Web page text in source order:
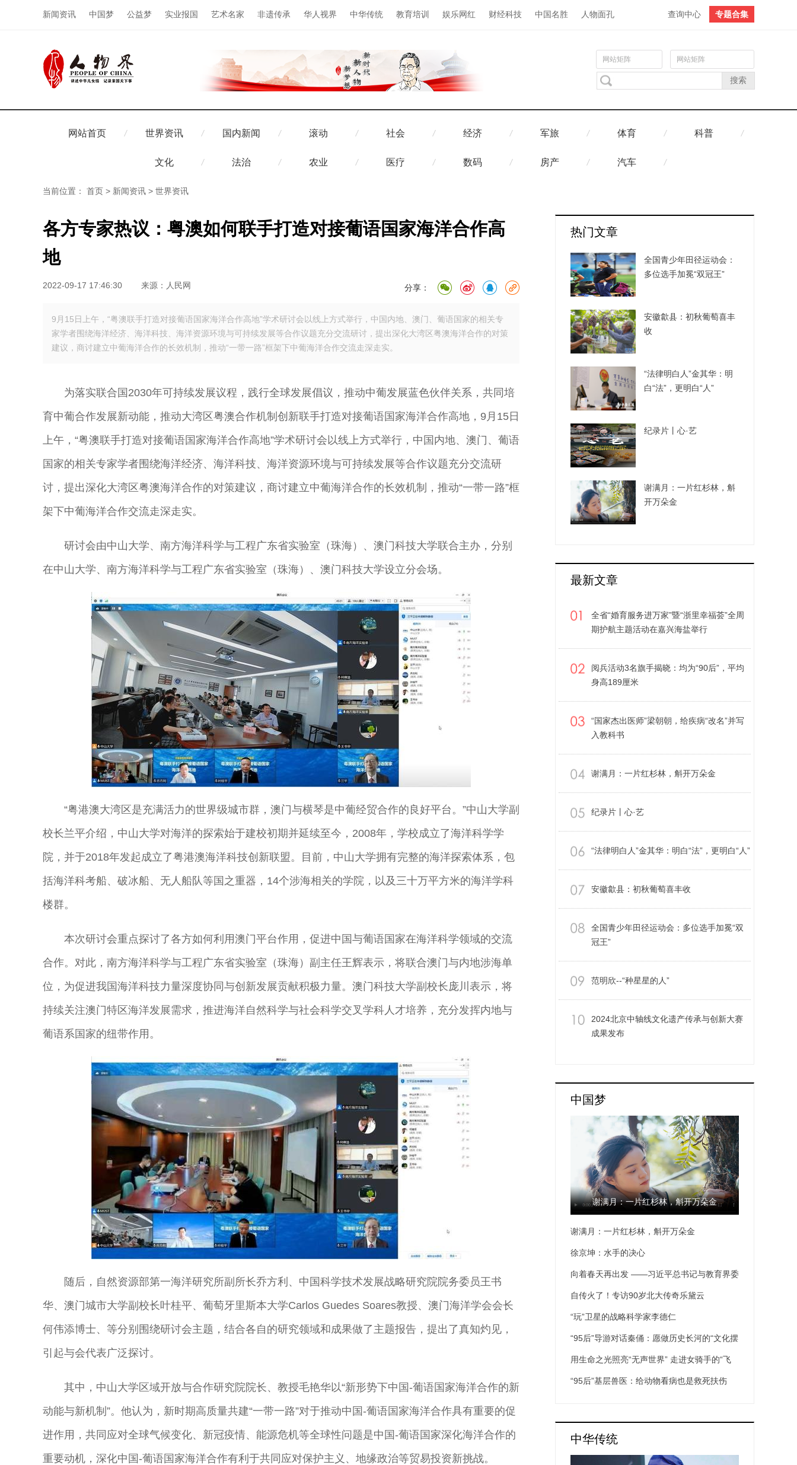
新闻资讯 中国梦 公益梦 实业报国 艺术名家 非遗传承 华人视界 中华传统 教育培训 娱乐网红 财经科技 中国名胜 人物面孔 查询中心 专题合集
网站矩阵 网站矩阵
网站首页 世界资讯 国内新闻 滚动 社会 经济 军旅 体育 科普
文化 法治 农业 医疗 数码 房产 汽车
当前位置： 首页 > 新闻资讯 > 世界资讯
各方专家热议：粤澳如何联手打造对接葡语国家海洋合作高
地
2022-09-17 17:46:30 来源： 人民网 分享：
9月15日上午，“粤澳联手打造对接葡语国家海洋合作高地”学术研讨会以线上方式举行，中国内地、澳门、葡语国家的相关专
家学者围绕海洋经济、海洋科技、海洋资源环境与可持续发展等合作议题充分交流研讨，提出深化大湾区粤澳海洋合作的对策
建议，商讨建立中葡海洋合作的长效机制，推动“一带一路”框架下中葡海洋合作交流走深走实。
为落实联合国2030年可持续发展议程，践行全球发展倡议，推动中葡发展蓝色伙伴关系，共同培
育中葡合作发展新动能，推动大湾区粤澳合作机制创新联手打造对接葡语国家海洋合作高地，9月15日
上午，“粤澳联手打造对接葡语国家海洋合作高地”学术研讨会以线上方式举行，中国内地、澳门、葡语
国家的相关专家学者围绕海洋经济、海洋科技、海洋资源环境与可持续发展等合作议题充分交流研
讨，提出深化大湾区粤澳海洋合作的对策建议，商讨建立中葡海洋合作的长效机制，推动“一带一路”框
架下中葡海洋合作交流走深走实。
研讨会由中山大学、南方海洋科学与工程广东省实验室（珠海）、澳门科技大学联合主办，分别
在中山大学、南方海洋科学与工程广东省实验室（珠海）、澳门科技大学设立分会场。
“粤港澳大湾区是充满活力的世界级城市群，澳门与横琴是中葡经贸合作的良好平台。”中山大学副
校长兰平介绍，中山大学对海洋的探索始于建校初期并延续至今，2008年，学校成立了海洋科学学
院，并于2018年发起成立了粤港澳海洋科技创新联盟。目前，中山大学拥有完整的海洋探索体系，包
括海洋科考船、破冰船、无人船队等国之重器，14个涉海相关的学院，以及三十万平方米的海洋学科
楼群。
本次研讨会重点探讨了各方如何利用澳门平台作用，促进中国与葡语国家在海洋科学领域的交流
合作。对此，南方海洋科学与工程广东省实验室（珠海）副主任王辉表示，将联合澳门与内地涉海单
位，为促进我国海洋科技力量深度协同与创新发展贡献积极力量。澳门科技大学副校长庞川表示，将
持续关注澳门特区海洋发展需求，推进海洋自然科学与社会科学交叉学科人才培养，充分发挥内地与
葡语系国家的纽带作用。
随后，自然资源部第一海洋研究所副所长乔方利、中国科学技术发展战略研究院院务委员王书
华、澳门城市大学副校长叶桂平、葡萄牙里斯本大学Carlos Guedes Soares教授、澳门海洋学会会长
何伟添博士、等分别围绕研讨会主题，结合各自的研究领域和成果做了主题报告，提出了真知灼见，
引起与会代表广泛探讨。
其中，中山大学区域开放与合作研究院院长、教授毛艳华以“新形势下中国-葡语国家海洋合作的新
动能与新机制”。他认为，新时期高质量共建“一带一路”对于推动中国-葡语国家海洋合作具有重要的促
进作用，共同应对全球气候变化、新冠疫情、能源危机等全球性问题是中国-葡语国家深化海洋合作的
重要动机，深化中国-葡语国家海洋合作有利于共同应对保护主义、地缘政治等贸易投资新挑战。
热门文章
全国青少年田径运动会：
多位选手加冕“双冠王”
安徽歙县：初秋葡萄喜丰
收
“法律明白人”金其华：明
白“法”，更明白“人”
纪录片丨心·艺
谢满月：一片红杉林，斛
开万朵金
最新文章
全省“婚育服务进万家”暨“浙里幸福荟”全周
期护航主题活动在嘉兴海盐举行
阅兵活动3名旗手揭晓：均为“90后”，平均
身高189厘米
“国家杰出医师”梁朝朝，给疾病“改名”并写
入教科书
谢满月：一片红杉林，斛开万朵金
纪录片丨心·艺
“法律明白人”金其华：明白“法”，更明白“人”
安徽歙县：初秋葡萄喜丰收
全国青少年田径运动会：多位选手加冕“双
冠王”
范明欣--“种星星的人”
2024北京中轴线文化遗产传承与创新大赛
成果发布
中国梦
谢满月：一片红杉林，斛开万朵金
谢满月：一片红杉林，斛开万朵金
徐京坤：水手的决心
向着春天再出发 ——习近平总书记与教育界委
员的两次面对面·我在现场
自传火了！专访90岁北大传奇乐黛云
“玩”卫星的战略科学家李德仁
“95后”导游对话秦俑：愿做历史长河的“文化摆
渡人”
用生命之光照亮“无声世界” 走进女骑手的“飞
驰人生”
“95后”基层兽医：给动物看病也是救死扶伤
中华传统